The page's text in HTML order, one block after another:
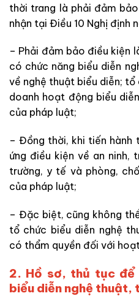
thời trang là phải đảm
nhận tại Điều 10 Nghị định
– Phải đảm bảo điều kiện
có chức năng biểu diễn
về nghệ thuật biểu diễn; tổ
doanh hoạt động biểu
của pháp luật;
– Đồng thời, khi tiến hành
ứng điều kiện về an
trường, y tế và phòng,
của pháp luật;
– Đặc biệt, cũng không
tổ chức biểu diễn nghệ
có thẩm quyền đối với
2. Hồ sơ, thủ tục để
biểu diễn nghệ thuật,